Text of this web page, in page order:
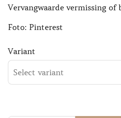
Vervangwaarde vermissing of
Foto: Pinterest
Variant